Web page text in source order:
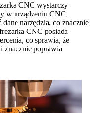
CNC wystarczy
w urządzeniu CNC,
narzędzia, co znacznie
CNC posiada
co sprawia, że
znacznie poprawia